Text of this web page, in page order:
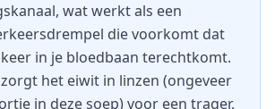
wat werkt als een
die voorkomt dat
in je bloedbaan terechtkomt.
het eiwit in linzen (ongeveer
in deze soep) voor een trager,